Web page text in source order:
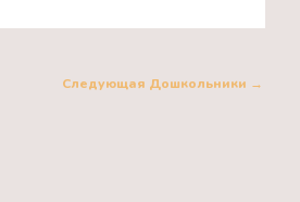
Следующая Дошкольники →